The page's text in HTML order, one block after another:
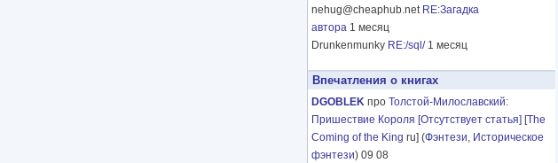
nehug@cheaphub.net RE:Загадка
автора 1 месяц
Drunkenmunky RE:/sql/ 1 месяц
Впечатления о книгах
DGOBLEK про Толстой-Милославский:
Пришествие Короля [Отсутствует статья] [The
Coming of the King ru] (Фэнтези, Историческое
фэнтези) 09 08